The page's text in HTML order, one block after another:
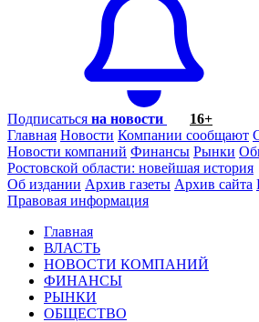
Подписаться на новости
16+
Главная Новости Компании сообщают
Новости компаний Финансы Рынки
Ростовской области: новейшая история
Об издании Архив газеты Архив сайта
Правовая информация
Главная
ВЛАСТЬ
НОВОСТИ КОМПАНИЙ
ФИНАНСЫ
РЫНКИ
ОБЩЕСТВО